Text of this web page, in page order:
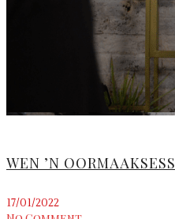
WEN ’N
17/01/2022